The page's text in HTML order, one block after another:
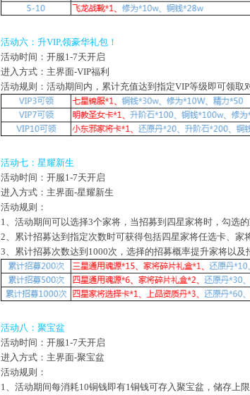
活动六：升VIP,领豪华礼包！
活动时间：开服1-7天开启
进入方式：主界面-VIP福利
活动规则：活动期间内，累计充值达到指定VIP等级即可领取
活动七：星耀新生
活动时间：开服1-7天开启
进入方式：主界面-星耀新生
活动规则：
1、活动期间可以选择3个家将，当招募到四星家将时，勾选
2、累计招募达到指定次数时可获得包括四星家将任选卡、
3、累计招募次数达到1000次，选择的招募概率提升家将以
活动八：聚宝盆
活动时间：开服1-7天开启
进入方式：主界面-聚宝盆
活动规则：
1、活动期间每消耗10铜钱即有1铜钱可存入聚宝盆，储存上